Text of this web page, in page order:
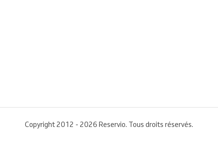
Copyright 2012 - 2026 Reservio. Tous droits réservés.